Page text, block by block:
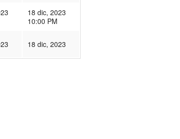
18 dic, 2023
10:00 PM
18 dic, 2023